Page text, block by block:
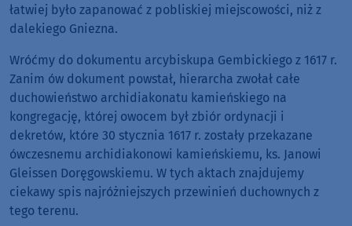
łatwiej było zapanować z pobliskiej miejscowości, niż z
dalekiego Gniezna.
Wróćmy do dokumentu arcybiskupa Gembickiego z 1617 r.
Zanim ów dokument powstał, hierarcha zwołał całe
duchowieństwo archidiakonatu kamieńskiego na
kongregację, której owocem był zbiór ordynacji i
dekretów, które 30 stycznia 1617 r. zostały przekazane
ówczesnemu archidiakonowi kamieńskiemu, ks. Janowi
Gleissen Doręgowskiemu. W tych aktach znajdujemy
ciekawy spis najróżniejszych przewinień duchownych z
tego terenu.